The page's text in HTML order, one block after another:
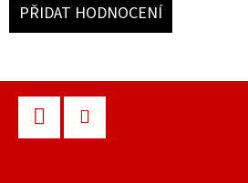
PŘIDAT HODNOCENÍ